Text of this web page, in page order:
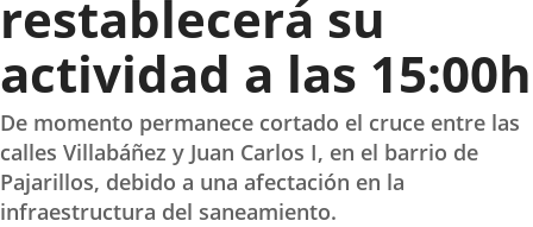
restablecerá su
actividad a las 15:00h
De momento permanece cortado el cruce entre las
calles Villabáñez y Juan Carlos I, en el barrio de
Pajarillos, debido a una afectación en la
infraestructura del saneamiento.